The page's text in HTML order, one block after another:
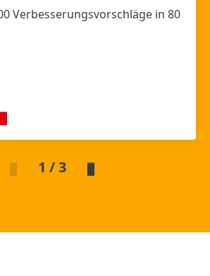
Verbesserungsvorschläge in 80
1 / 3